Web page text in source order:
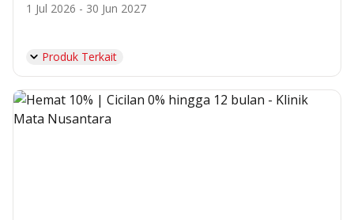
1 Jul 2026 - 30 Jun 2027
Produk Terkait